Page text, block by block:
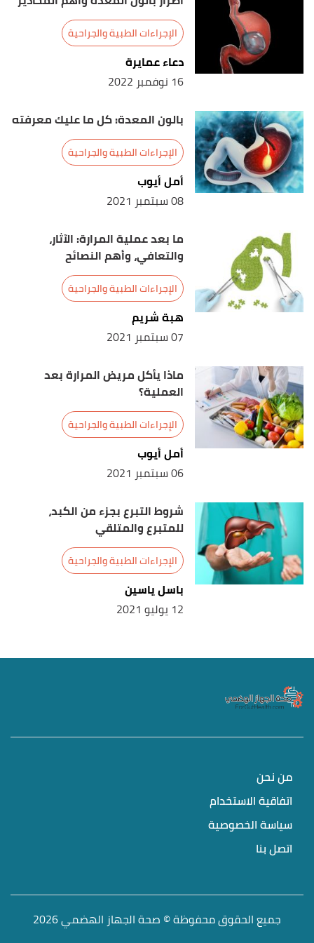
الإجراءات الطبية والجراحية
دعاء عمايرة
16 نوفمبر 2022
بالون المعدة: كل ما عليك معرفته
الإجراءات الطبية والجراحية
أمل أيوب
08 سبتمبر 2021
ما بعد عملية المرارة: الآثار،
والتعافي، وأهم النصائح
الإجراءات الطبية والجراحية
هبة شريم
07 سبتمبر 2021
ماذا يأكل مريض المرارة بعد
العملية؟
الإجراءات الطبية والجراحية
أمل أيوب
06 سبتمبر 2021
شروط التبرع بجزء من الكبد،
للمتبرع والمتلقي
الإجراءات الطبية والجراحية
باسل ياسين
12 يوليو 2021
من نحن
اتفاقية الاستخدام
سياسة الخصوصية
اتصل بنا
جميع الحقوق محفوظة © صحة الجهاز الهضمي 2026